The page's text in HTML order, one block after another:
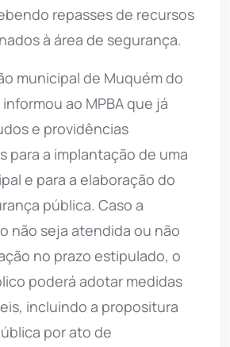
repasses de recursos
à área de segurança.
municipal de Muquém do
ao MPBA que já
e providências
para a implantação de uma
e para a elaboração do
pública. Caso a
não seja atendida ou não
no prazo estipulado, o
poderá adotar medidas
incluindo a propositura
por ato de